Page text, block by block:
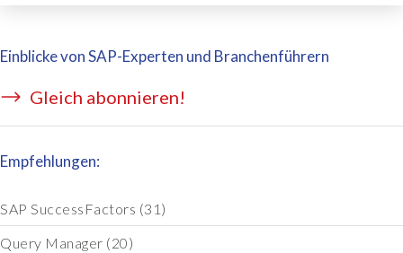
Einblicke von SAP-Experten und Branchenführern
Gleich abonnieren!
Empfehlungen:
SAP SuccessFactors (31)
Query Manager (20)